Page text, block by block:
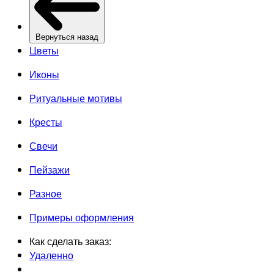
Вернуться назад
Цветы
Иконы
Ритуальные мотивы
Кресты
Свечи
Пейзажи
Разное
Примеры оформления
Как сделать заказ:
Удаленно